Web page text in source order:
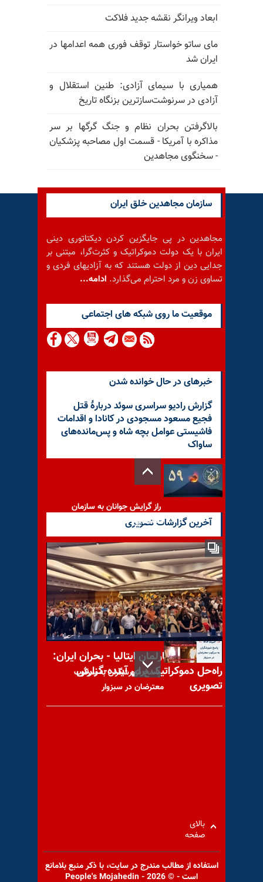
ابعاد ویرانگر نقشه جدید فلاکت
مای ساتو خواستار توقف فوری همه اعدامها در
ایران شد
همیاری با سیمای آزادی: طنین استقلال و
آزادی در سرنوشت‌سازترین بزنگاه تاریخ
بالا‌گرفتن بحران نظام و جنگ گرگها بر سر
مذاکره با آمریکا - قسمت اول مصاحبه پزشکیان
- سخنگوی مجاهدین
سازمان مجاهدین خلق ایران
مجاهدین در پی جایگزین کردن دیکتاتوری دینی
ایران با یک دولت دموکراتیک و کثرت‌گرا، مبتنی بر
جدایی دین از دولت هستند که به آزادیهای فردی و
تساوی زن و مرد احترام می‌گذارد. ادامه...
موقعيت ما روى شبكه هاى اجتماعى
خبرهای در حال خوانده شدن
گزارش رادیو سراسری سوئد دربارهٔ قتل
فجیع مسعود مسجودی در کانادا و اقدامات
فاشیستی عوامل بچه شاه و پس‌مانده‌های
ساواک
راز گرایش جوانان به سازمان
مجاهدین خلق ایران
«‌نه شاه نه شیخ»؛ صدای واحد
از پاریس
پاسخ شورشگران به سرکوب
معترضان در سبزوار
آخرین گزارشات تصویری
کنفرانس در پارلمان ایتالیا - بحران ایران:
راه‌حل دموکراتیک برای آینده-گزارش
تصویری
بالای
صفحه
استفاده از مطالب مندرج در سايت، با ذكر منبع بلامانع
است - © 2026 - People's Mojahedin